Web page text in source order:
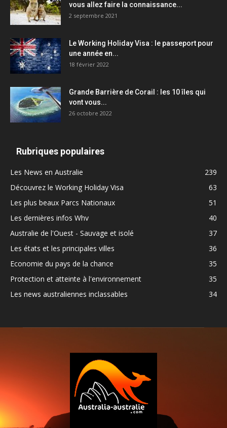
vous allez faire la connaissance...
2 septembre 2021
Le Working Holiday Visa : le passeport pour
une année en...
18 février 2022
Grande Barrière de Corail : les 10 îles qui
vont vous...
26 octobre 2022
Rubriques populaires
Les News en Australie
239
Découvrez le Working Holiday Visa
63
Les plus beaux Parcs Nationaux
51
Les dernières infos Whv
40
Australie de l'Ouest - Sauvage et isolé
37
Les états et les principales villes
36
Economie du pays de la chance
35
Protection et atteinte à l'environnement
35
Les news australiennes inclassables
34